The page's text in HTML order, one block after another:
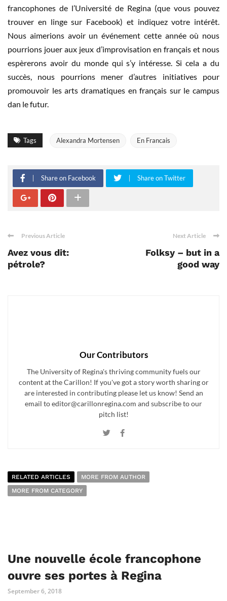
francophones de l’Université de Regina (que vous pouvez
trouver en linge sur Facebook) et indiquez votre intérêt.
Nous aimerions avoir un événement cette année où nous
pourrions jouer aux jeux d’improvisation en français et nous
espèrerons avoir du monde qui s’y intéresse. Si cela a du
succès, nous pourrions mener d’autres initiatives pour
promouvoir les arts dramatiques en français sur le campus
dan le futur.
Tags Alexandra Mortensen En Francais
Share on Facebook Share on Twitter
Previous Article
Avez vous dit:
pétrole?
Next Article
Folksy – but in a
good way
Our Contributors
The University of Regina's thriving community fuels our
content at the Carillon! If you've got a story worth sharing or
are interested in contributing please let us know! Send an
email to editor@carillonregina.com and subscribe to our
pitch list!
RELATED ARTICLES
MORE FROM AUTHOR
MORE FROM CATEGORY
Une nouvelle école francophone
ouvre ses portes à Regina
September 6, 2018